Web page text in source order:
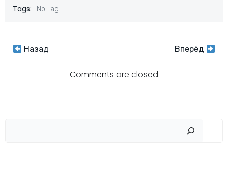
Tags: No Tag
Навигация
Назад
Навигация
по
Вперёд
Comments are closed